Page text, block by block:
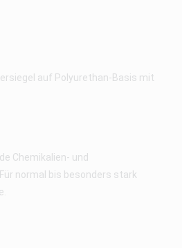
auf Polyurethan-Basis mit
Chemikalien- und
normal bis besonders stark